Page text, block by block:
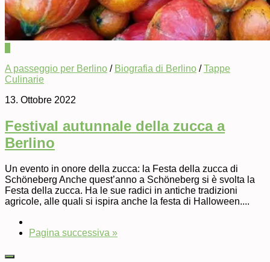
A passeggio per Berlino / Biografia di Berlino /Tappe
Culinarie
13. Ottobre 2022
Festival autunnale della zucca a
Berlino
Un evento in onore della zucca: la Festa della zucca di
Schöneberg Anche quest’anno a Schöneberg si è svolta la
Festa della zucca. Ha le sue radici in antiche tradizioni
agricole, alle quali si ispira anche la festa di Halloween....
Pagina successiva »